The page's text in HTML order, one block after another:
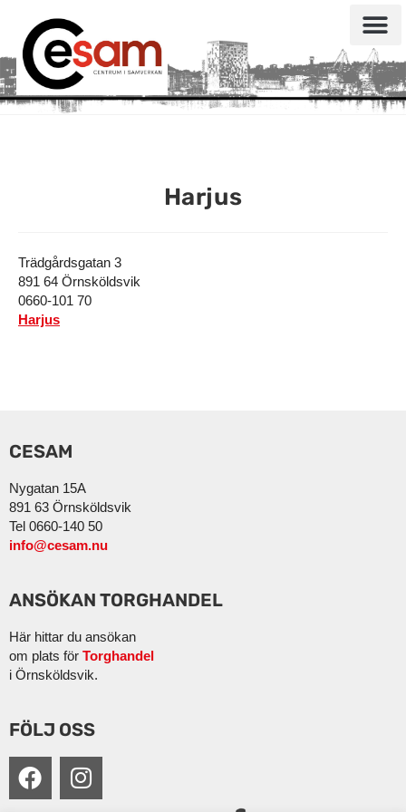
Harjus
Trädgårdsgatan 3
891 64 Örnsköldsvik
0660-101 70
Harjus
CESAM
Nygatan 15A
891 63 Örnsköldsvik
Tel 0660-140 50
info@cesam.nu
ANSÖKAN TORGHANDEL
Här hittar du ansökan
om plats för Torghandel
i Örnsköldsvik.
FÖLJ OSS